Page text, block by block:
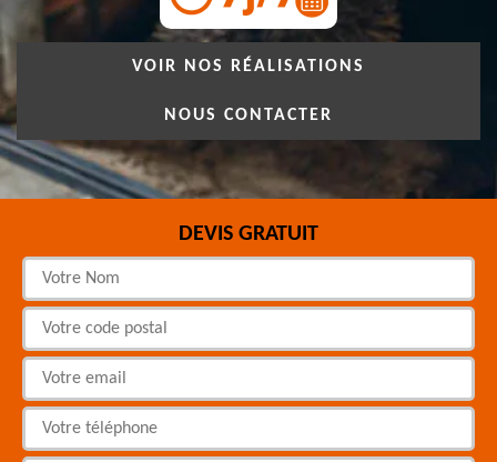
VOIR NOS RÉALISATIONS
NOUS CONTACTER
DEVIS GRATUIT